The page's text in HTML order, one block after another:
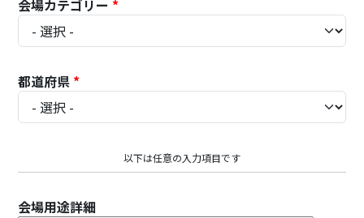
会場カテゴリー *
都道府県 *
以下は任意の入力項目です
会場用途詳細